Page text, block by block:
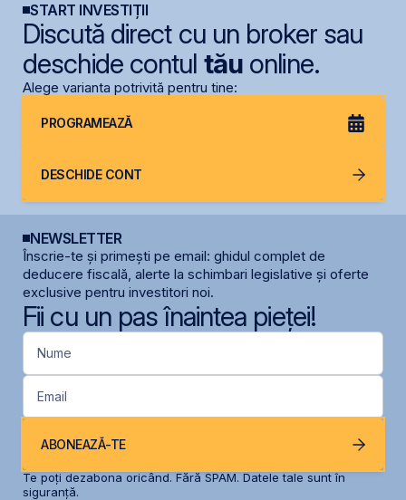
START INVESTIȚII
Discută direct cu un broker sau
deschide contul tăuonline.
Alege varianta potrivită pentru tine:
PROGRAMEAZĂ
DESCHIDE CONT
NEWSLETTER
Înscrie-te și primești pe email: ghidul complet de
deducere fiscală, alerte la schimbari legislative și oferte
exclusive pentru investitori noi.
Fii cu un pas înaintea pieței!
Nume
Email
ABONEAZĂ-TE
Te poți dezabona oricând. Fără SPAM. Datele tale sunt în
siguranță.